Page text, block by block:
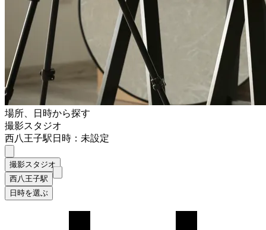
場所、日時から探す
撮影スタジオ
西八王子駅日時：未設定
撮影スタジオ
西八王子駅
日時を選ぶ